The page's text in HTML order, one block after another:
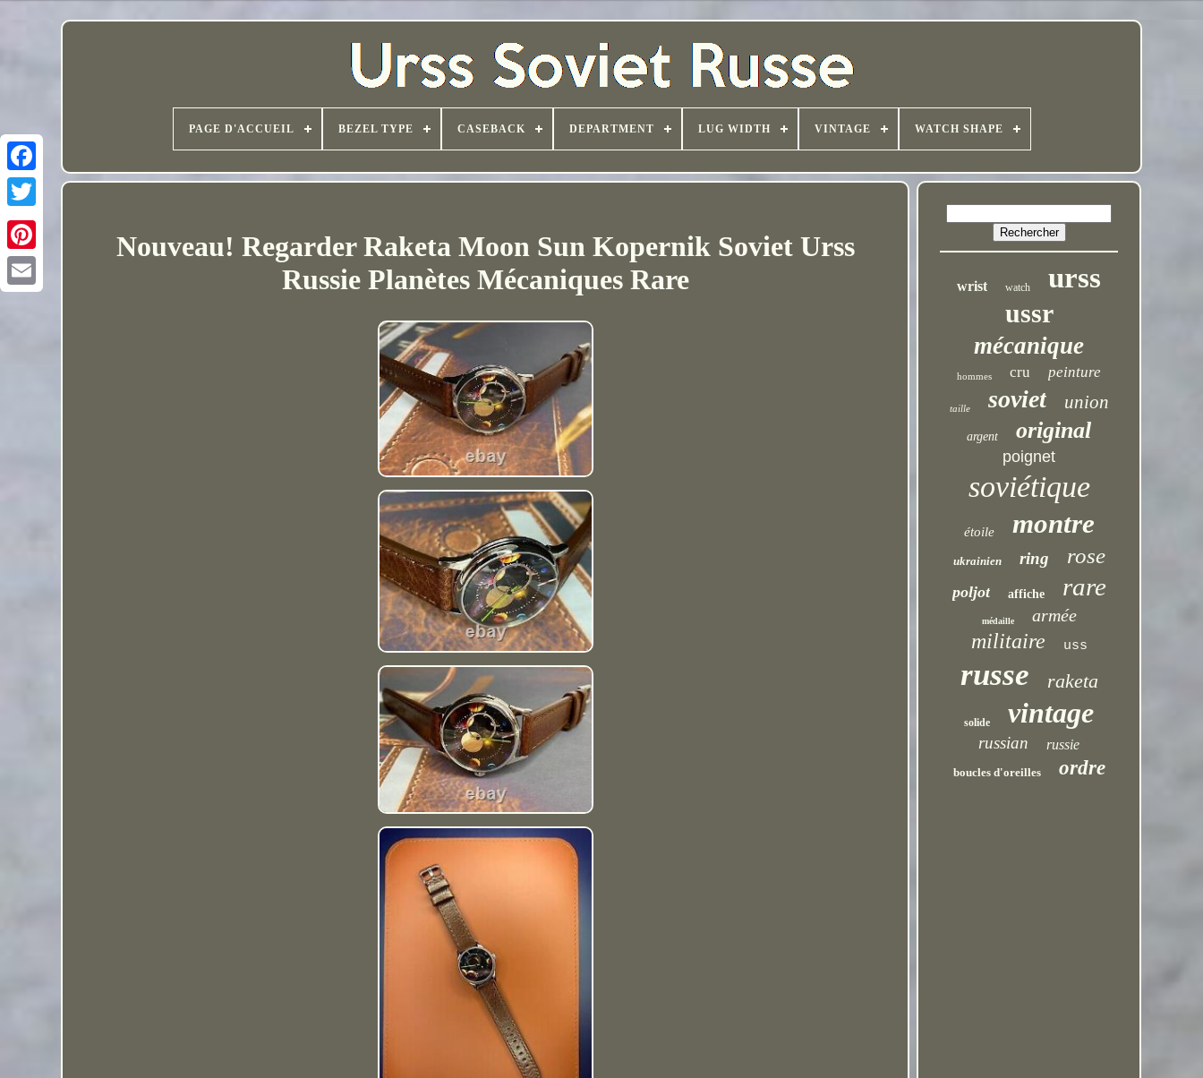
PAGE D'ACCUEIL BEZEL TYPE CASEBACK DEPARTMENT LUG WIDTH VINTAGE WATCH SHAPE
Nouveau! Regarder Raketa Moon Sun Kopernik Soviet Urss
Russie Planètes Mécaniques Rare
wrist watch urss
ussr
mécanique
hommes cru peinture
taille soviet union
argent original
poignet
soviétique
étoile montre
ukrainien ring rose
poljot affiche rare
médaille armée
militaire uss
russe raketa
solide vintage
russian russie
boucles d'oreilles ordre